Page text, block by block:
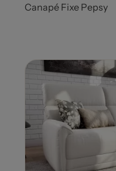
Canapé Fixe Pepsy